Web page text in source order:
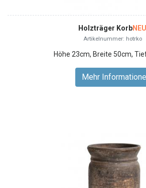
Holzträger KorbNEU
Artikelnummer: hotrko
Höhe 23cm, Breite 50cm,
Mehr